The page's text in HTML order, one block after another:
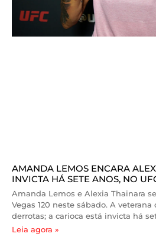
AMANDA LEMOS ENCARA
INVICTA HÁ SETE ANOS, NO
Amanda Lemos e Alexia Thainara
Vegas 120 neste sábado. A
derrotas; a carioca está invicta há
Leia agora »